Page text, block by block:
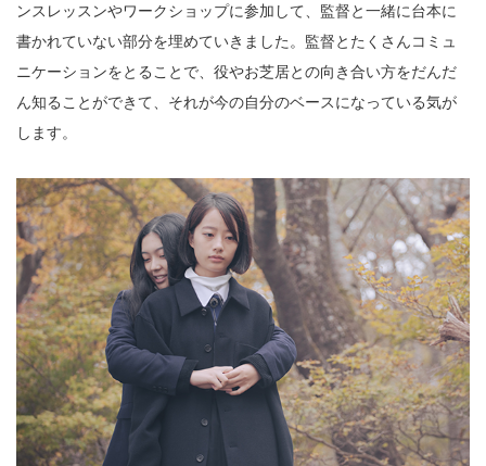
ンスレッスンやワークショップに参加して、監督と一緒に台本に
書かれていない部分を埋めていきました。監督とたくさんコミュ
ニケーションをとることで、役やお芝居との向き合い方をだんだ
ん知ることができて、それが今の自分のベースになっている気が
します。